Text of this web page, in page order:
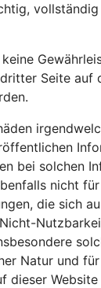
Seite auf
bei solchen
nicht für
die sich
Natur und
dieser